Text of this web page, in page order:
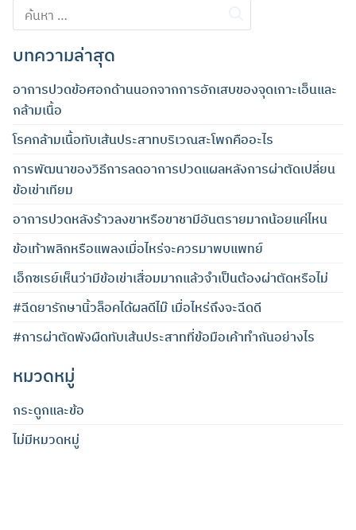
สำหรับ:
ค้นหา
สำหรับ:
บทความล่าสุด
อาการปวดข้อศอกด้านนอกจากการอักเสบของจุดเกาะเอ็นและ
กล้ามเนื้อ
โรคกล้ามเนื้อทับเส้นประสาทบริเวณสะโพกคืออะไร
การพัฒนาของวิธีการลดอาการปวดแผลหลังการผ่าตัดเปลี่ยน
ข้อเข่าเทียม
อาการปวดหลังร้าวลงขาหรือขาชามีอันตรายมากน้อยแค่ไหน
ข้อเท้าพลิกหรือแพลงเมื่อไหร่จะควรมาพบแพทย์
เอ็กซเรย์เห็นว่ามีข้อเข่าเสื่อมมากแล้วจำเป็นต้องผ่าตัดหรือไม่
#ฉีดยารักษานิ้วล็อคได้ผลดีไม๊ เมื่อไหร่ถึงจะฉีดดี
#การผ่าตัดพังผืดทับเส้นประสาทที่ข้อมือเค้าทำกันอย่างไร
หมวดหมู่
กระดูกและข้อ
ไม่มีหมวดหมู่